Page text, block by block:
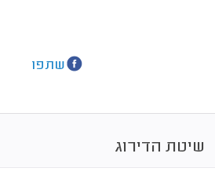
שתפו
שיטת הדירוג